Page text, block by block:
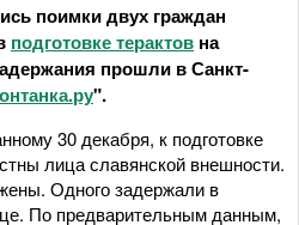
поимки двух граждан
подготовке терактов на
прошли в Санкт-
".
30 декабря, к подготовке
лица славянской внешности.
Одного задержали в
По предварительным данным,